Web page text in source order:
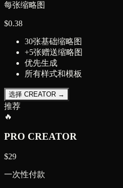
每张缩略图
$0.38
30张基础缩略图
+5张赠送缩略图
优先生成
所有样式和模板
选择 CREATOR →
推荐
🔥
PRO CREATOR
$29
一次性付款